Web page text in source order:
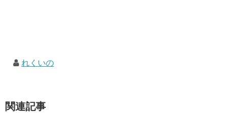
れくいの
関連記事